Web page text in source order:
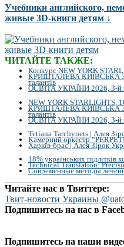
Учебники английского,
живые 3D-книги детям ↓
ЧИТАЙТЕ ТАКЖЕ:
Конкурс NEW YORK
КРИШТАЛЕВА КИЇВСЬКА
талантів
ОСВІТА УКРАЇНИ 2026, 3-й
NEW YORK STARLIGHTS,
КРИШТАЛЕВА КИЇВСЬКА
талантів
ОСВІТА УКРАЇНИ 2026, 3-й
Tetiana Tarchynets | Алея
Камерний оркестр
Харків-брас | Алея Зірок
18% українських підлітків
Technical Translation:
Современные методы
Читайте нас в Твиттере:
Твит-новости Украины
Подпишитесь на нас в
Подпишитесь на наши